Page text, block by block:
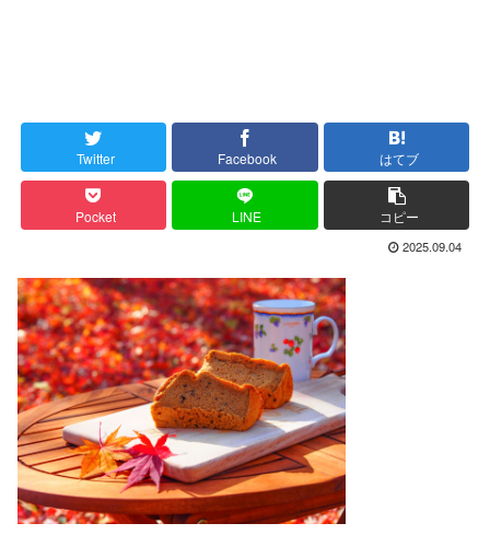
Twitter Facebook はてブ
Pocket LINE コピー
2025.09.04